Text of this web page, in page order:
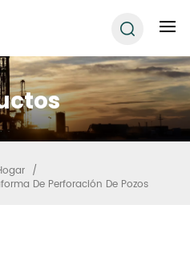
/
De Perforación De Pozos